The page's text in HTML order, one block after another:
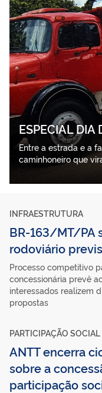
ESPECIAL DIA
Entre a estrada e a
caminhoneiro que
INFRAESTRUTURA
BR-163/MT/PA
rodoviário
Processo competitivo
concessionária prevê
interessados realizem
propostas
PARTICIPAÇÃO SOCIAL
ANTT encerra
sobre a
participação